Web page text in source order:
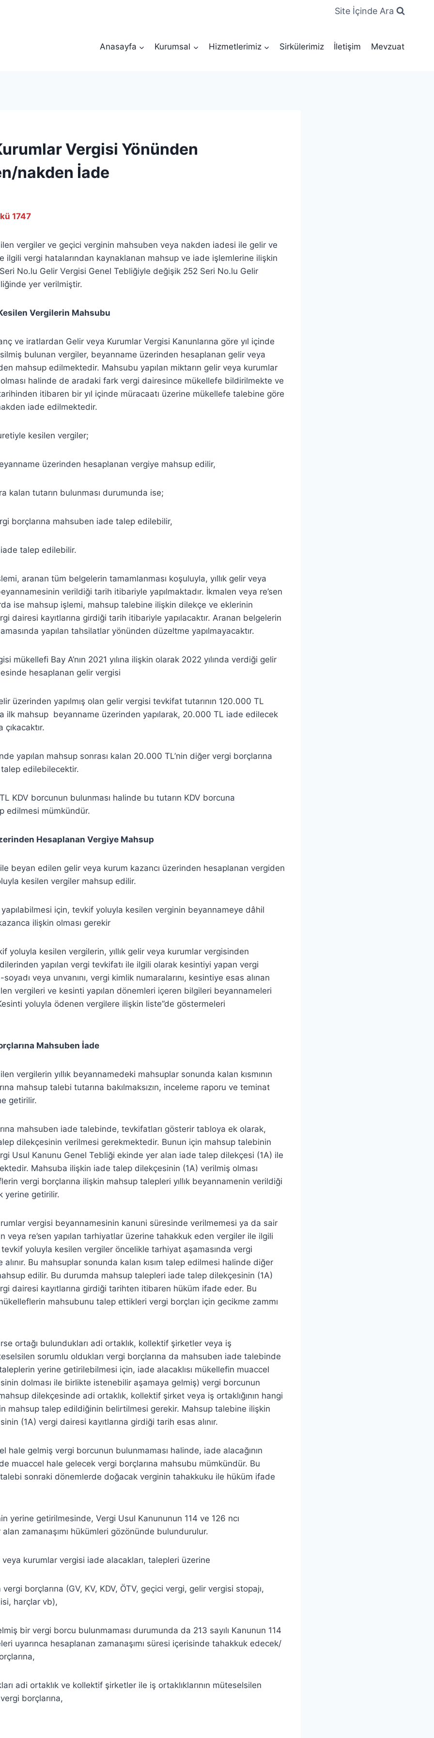
Site İçinde Ara
Anasayfa Kurumsal Hizmetlerimiz Sirkülerimiz İletişim Mevzuat
Vergisi Yönünden
nakden İade
1747
vergiler ve geçici verginin mahsuben veya nakden iadesi ile gelir ve
ilgili vergi hatalarından kaynaklanan mahsup ve iade işlemlerine ilişkin
No.lu Gelir Vergisi Genel Tebliğiyle değişik 252 Seri No.lu Gelir
yer verilmiştir.
Vergilerin Mahsubu
ve iratlardan Gelir veya Kurumlar Vergisi Kanunlarına göre yıl içinde
bulunan vergiler, beyanname üzerinden hesaplanan gelir veya
mahsup edilmektedir. Mahsubu yapılan miktarın gelir veya kurumlar
halinde de aradaki fark vergi dairesince mükellefe bildirilmekte ve
itibaren bir yıl içinde müracaatı üzerine mükellefe talebine göre
iade edilmektedir.
kesilen vergiler;
üzerinden hesaplanan vergiye mahsup edilir,
kalan tutarın bulunması durumunda ise;
mahsuben iade talep edilebilir,
talep edilebilir.
aranan tüm belgelerin tamamlanması koşuluyla, yıllık gelir veya
verildiği tarih itibariyle yapılmaktadır. İkmalen veya re’sen
ise mahsup işlemi, mahsup talebine ilişkin dilekçe ve eklerinin
dairesi kayıtlarına girdiği tarih itibariyle yapılacaktır. Aranan belgelerin
yapılan tahsilatlar yönünden düzeltme yapılmayacaktır.
mükellefi Bay A’nın 2021 yılına ilişkin olarak 2022 yılında verdiği gelir
hesaplanan gelir vergisi
üzerinden yapılmış olan gelir vergisi tevkifat tutarının 120.000 TL
ilk mahsup beyanname üzerinden yapılarak, 20.000 TL iade edilecek
yapılan mahsup sonrası kalan 20.000 TL’nin diğer vergi borçlarına
edilebilecektir.
KDV borcunun bulunması halinde bu tutarın KDV borcuna
edilmesi mümkündür.
Hesaplanan Vergiye Mahsup
ile beyan edilen gelir veya kurum kazancı üzerinden hesaplanan vergiden
kesilen vergiler mahsup edilir.
için, tevkif yoluyla kesilen verginin beyannameye dâhil
ilişkin olması gerekir
yoluyla kesilen vergilerin, yıllık gelir veya kurumlar vergisinden
yapılan vergi tevkifatı ile ilgili olarak kesintiyi yapan vergi
soyadı veya unvanını, vergi kimlik numaralarını, kesintiye esas alınan
vergileri ve kesinti yapılan dönemleri içeren bilgileri beyannameleri
yoluyla ödenen vergilere ilişkin liste”de göstermeleri
Mahsuben İade
vergilerin yıllık beyannamedeki mahsuplar sonunda kalan kısmının
mahsup talebi tutarına bakılmaksızın, inceleme raporu ve teminat
getirilir.
mahsuben iade talebinde, tevkifatları gösterir tabloya ek olarak,
dilekçesinin verilmesi gerekmektedir. Bunun için mahsup talebinin
Usul Kanunu Genel Tebliği ekinde yer alan iade talep dilekçesi (1A) ile
Mahsuba ilişkin iade talep dilekçesinin (1A) verilmiş olması
vergi borçlarına ilişkin mahsup talepleri yıllık beyannamenin verildiği
yerine getirilir.
vergisi beyannamesinin kanuni süresinde verilmemesi ya da sair
veya re’sen yapılan tarhiyatlar üzerine tahakkuk eden vergiler ile ilgili
yoluyla kesilen vergiler öncelikle tarhiyat aşamasında vergi
Bu mahsuplar sonunda kalan kısım talep edilmesi halinde diğer
edilir. Bu durumda mahsup talepleri iade talep dilekçesinin (1A)
dairesi kayıtlarına girdiği tarihten itibaren hüküm ifade eder. Bu
mahsubunu talep ettikleri vergi borçları için gecikme zammı
ortağı bulundukları adi ortaklık, kollektif şirketler veya iş
sorumlu oldukları vergi borçlarına da mahsuben iade talebinde
yerine getirilebilmesi için, iade alacaklısı mükellefin muaccel
dolması ile birlikte istenebilir aşamaya gelmiş) vergi borcunun
dilekçesinde adi ortaklık, kollektif şirket veya iş ortaklığının hangi
mahsup talep edildiğinin belirtilmesi gerekir. Mahsup talebine ilişkin
(1A) vergi dairesi kayıtlarına girdiği tarih esas alınır.
hale gelmiş vergi borcunun bulunmaması halinde, iade alacağının
muaccel hale gelecek vergi borçlarına mahsubu mümkündür. Bu
sonraki dönemlerde doğacak verginin tahakkuku ile hüküm ifade
yerine getirilmesinde, Vergi Usul Kanununun 114 ve 126 ncı
zamanaşımı hükümleri gözönünde bulundurulur.
kurumlar vergisi iade alacakları, talepleri üzerine
borçlarına (GV, KV, KDV, ÖTV, geçici vergi, gelir vergisi stopajı,
harçlar vb),
bir vergi borcu bulunmaması durumunda da 213 sayılı Kanunun 114
uyarınca hesaplanan zamanaşımı süresi içerisinde tahakkuk edecek/
adi ortaklık ve kollektif şirketler ile iş ortaklıklarının müteselsilen
borçlarına,